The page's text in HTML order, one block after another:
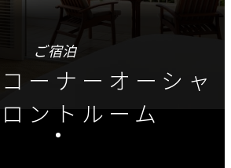
ご宿泊
ーナーオーシャ
ントルーム